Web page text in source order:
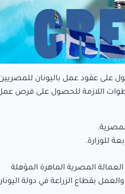
على عقود عمل باليونان
اللازمة للحصول على فرص
للوزارة.
المصرية الماهرة المؤهلة
بقطاع الزراعة في دولة